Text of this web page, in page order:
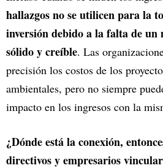
hallazgos no se utilicen para la
inversión debido a la falta de
sólido y creíble. Las
precisión los costos de los
ambientales, pero no siempre
impacto en los ingresos con la
¿Dónde está la conexión,
directivos y empresarios